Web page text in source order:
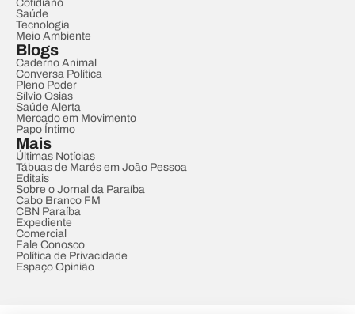
Cotidiano
Saúde
Tecnologia
Meio Ambiente
Blogs
Caderno Animal
Conversa Política
Pleno Poder
Sílvio Osias
Saúde Alerta
Mercado em Movimento
Papo Íntimo
Mais
Últimas Notícias
Tábuas de Marés em João Pessoa
Editais
Sobre o Jornal da Paraíba
Cabo Branco FM
CBN Paraíba
Expediente
Comercial
Fale Conosco
Política de Privacidade
Espaço Opinião